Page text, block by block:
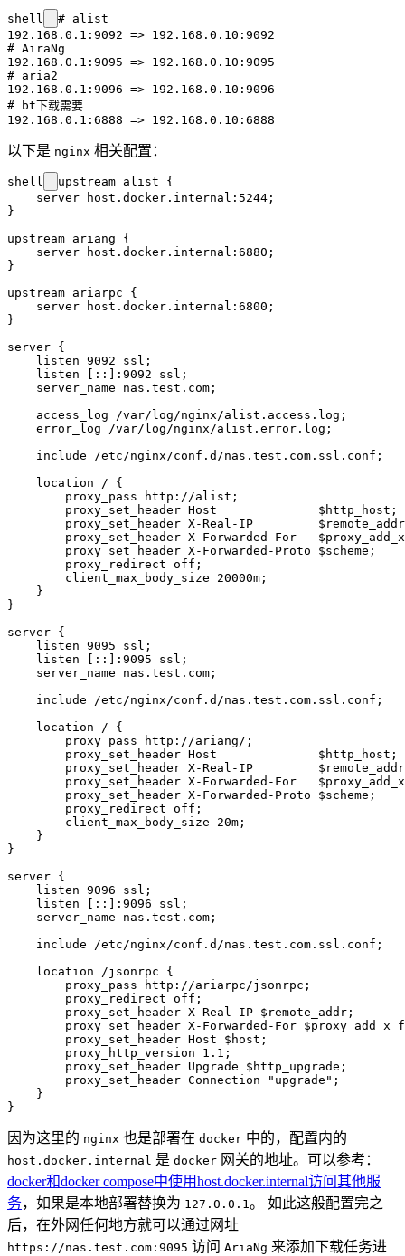
shell
# alist
192.168.0.1:9092 => 192.168.0.10:9092
# AiraNg
192.168.0.1:9095 => 192.168.0.10:9095
# aria2
192.168.0.1:9096 => 192.168.0.10:9096
# bt下载需要
以下是 nginx 相关配置：
shell
upstream alist {
    server host.docker.internal:5244;
}
upstream ariang {
    server host.docker.internal:6880;
}
upstream ariarpc {
    server host.docker.internal:6800;
}
server {
    listen 9092 ssl;
    listen [::]:9092 ssl;
    server_name nas.test.com;
    access_log /var/log/nginx/alist.access.log;
    error_log /var/log/nginx/alist.error.log;
    include /etc/nginx/conf.d/nas.test.com.ssl.conf;
    location / {
        proxy_pass http://alist;
        proxy_set_header Host              $http_host;
proxy_set_header X-Real-IP
proxy_set_header X-Forwarded-For
        proxy_set_header X-Forwarded-Proto $scheme;
        proxy_redirect off;
        client_max_body_size 20000m;
    }
}
server {
    listen 9095 ssl;
    listen [::]:9095 ssl;
    server_name nas.test.com;
    include /etc/nginx/conf.d/nas.test.com.ssl.conf;
    location / {
        proxy_pass http://ariang/;
        proxy_set_header Host              $http_host;
proxy_set_header X-Real-IP
proxy_set_header X-Forwarded-For
        proxy_set_header X-Forwarded-Proto $scheme;
        proxy_redirect off;
        client_max_body_size 20m;
    }
}
server {
    listen 9096 ssl;
    listen [::]:9096 ssl;
    server_name nas.test.com;
    include /etc/nginx/conf.d/nas.test.com.ssl.conf;
    location /jsonrpc {
        proxy_pass http://ariarpc/jsonrpc;
        proxy_redirect off;
        proxy_set_header X-Real-IP $remote_addr;
proxy_set_header X-Forwarded-For
        proxy_set_header Host $host;
        proxy_http_version 1.1;
        proxy_set_header Upgrade $http_upgrade;
        proxy_set_header Connection "upgrade";
    }
因为这里的 nginx 也是部署在 docker 中的，配置内的
host.docker.internal 是 docker 网关的地址。可以参考：
docker和docker compose中使用host.docker.internal访问其他服
务，如果是本地部署替换为 127.0.0.1。 如此这般配置完之
后，在外网任何地方就可以通过网址
https://nas.test.com:9095 访问 AriaNg 来添加下载任务进